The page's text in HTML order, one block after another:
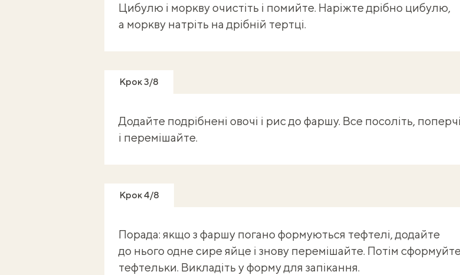
Цибулю і моркву очистіть і помийте. Наріжте дрібно цибулю,
а моркву натріть на дрібній тертці.
Крок 3/8
Додайте подрібнені овочі і рис до фаршу. Все посоліть,
і перемішайте.
Крок 4/8
Порада: якщо з фаршу погано формуються тефтелі, додайте
до нього одне сире яйце і знову перемішайте. Потім
тефтельки. Викладіть у форму для запікання.